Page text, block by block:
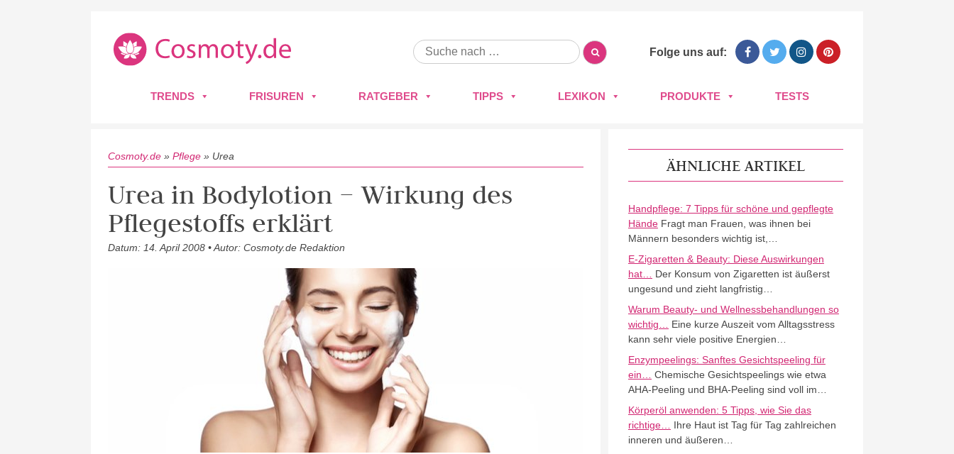
Folge uns auf:
TRENDS FRISUREN RATGEBER TIPPS LEXIKON PRODUKTE TESTS
Cosmoty.de » Pflege » Urea
Urea in Bodylotion – Wirkung des
Pflegestoffs erklärt
Datum: 14. April 2008 • Autor: Cosmoty.de Redaktion
ÄHNLICHE ARTIKEL
Handpflege: 7 Tipps für schöne und gepflegte
HändeFragt man Frauen, was ihnen bei
Männern besonders wichtig ist,…
E-Zigaretten & Beauty: Diese Auswirkungen
hat…
Der Konsum von Zigaretten ist äußerst
ungesund und zieht langfristig…
Warum Beauty- und Wellnessbehandlungen so
wichtig…
Eine kurze Auszeit vom Alltagsstress
kann sehr viele positive Energien…
Enzympeelings: Sanftes Gesichtspeeling für
ein…
Chemische Gesichtspeelings wie etwa
AHA-Peeling und BHA-Peeling sind voll im…
Körperöl anwenden: 5 Tipps, wie Sie das
richtige…
Ihre Haut ist Tag für Tag zahlreichen
inneren und äußeren…